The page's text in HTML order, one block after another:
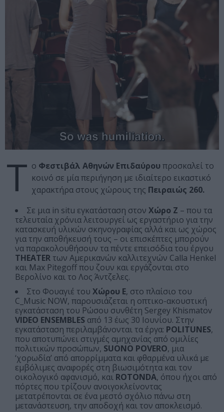
Τ ο Φεστιβάλ Αθηνών Επιδαύρου προσκαλεί το
κοινό σε μία περιήγηση με ιδιαίτερο εικαστικό
χαρακτήρα στους χώρους της Πειραιώς 260.
Σε μια in situ εγκατάσταση στον Χώρο Ζ – που τα
τελευταία χρόνια λειτουργεί ως εργαστήριο για την
κατασκευή υλικών σκηνογραφίας αλλά και ως χώρος
για την αποθήκευσή τους – οι επισκέπτες μπορούν
να παρακολουθήσουν τα πέντε επεισόδια του έργου
THEATER των Αμερικανών καλλιτεχνών Calla Henkel
και Max Pitegoff που ζουν και εργάζονται στο
Βερολίνο και το Λος Άντζελες.
Στο Φουαγιέ του Χώρου Ε, στο πλαίσιο του
C_Music NOW, παρουσιάζεται η οπτικο-ακουστική
εγκατάσταση του Ρώσου συνθέτη Sergey Khismatov
VIDEO ENSEMBLES από 13 έως 30 Ιουνίου. Στην
εγκατάσταση περιλαμβάνονται τα έργα: POLITUNES,
που αποτυπώνει στιγμές αμηχανίας από ομιλίες
πολιτικών προσώπων, SUONO POVERO, μια
‘χορωδία’ από απορρίμματα και φθαρμένα υλικά με
εμβόλιμες αναφορές στη βιωσιμότητα και τον
οικολογικό αφανισμό, και ROTONDA, όπου ήχοι από
πόρτες που τρίζουν ανοιγοκλείνοντας
μετατρέπονται σε ένα μεστό σχόλιο πάνω στη
μετανάστευση, την αποδοχή και τον αποκλεισμό.